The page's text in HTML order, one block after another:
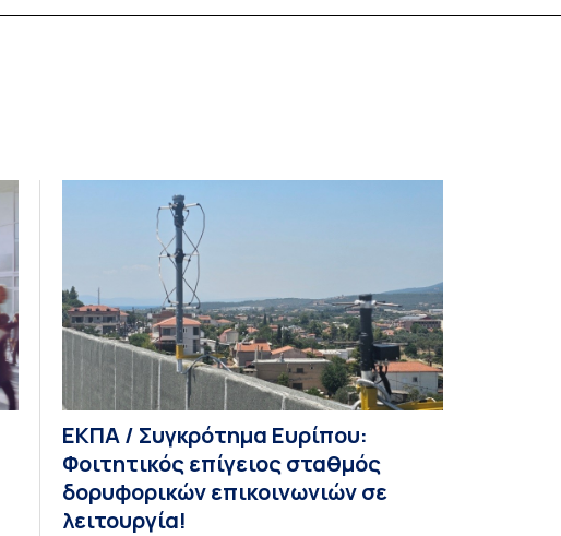
ΕΚΠΑ / Συγκρότημα Ευρίπου:
Φοιτητικός επίγειος σταθμός
δορυφορικών επικοινωνιών σε
λειτουργία!